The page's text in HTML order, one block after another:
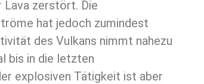
Lava zerstört. Die
hat jedoch zumindest
des Vulkans nimmt nahezu
bis in die letzten
explosiven Tätigkeit ist aber